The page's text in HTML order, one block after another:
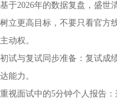
基于2026年的数据复盘，盛世
树立更高目标，不要只看官方
主动权。
初试与复试同步准备：复试成
达能力。
重视面试中的5分钟个人报告